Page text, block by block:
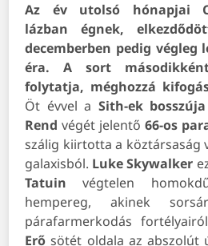
Az év utolsó hónapjai
lázban égnek,
decemberben pedig végleg
éra. A sort
folytatja, méghozzá
Öt évvel a Sith-ek bosszúja
Rend végét jelentő66-os
szálig kiirtotta a köztársaság
galaxisból. Luke Skywalker
Tatuin végtelen
hempereg, akinek
párafarmerkodás
Erő sötét oldala az abszolút